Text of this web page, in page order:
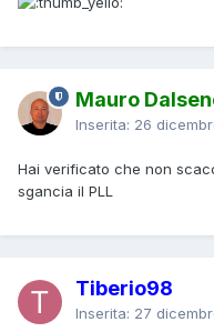
Mauro
Inserita: 26
Hai verificato che non
sgancia il PLL
Tiberio98
Inserita: 27